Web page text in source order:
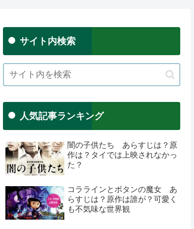
サイト内検索
人気記事ランキング
闇の子供たち あらすじは？原
作は？タイでは上映されなかっ
た？
コララインとボタンの魔女 あ
らすじは？原作は誰が？可愛く
も不気味な世界観